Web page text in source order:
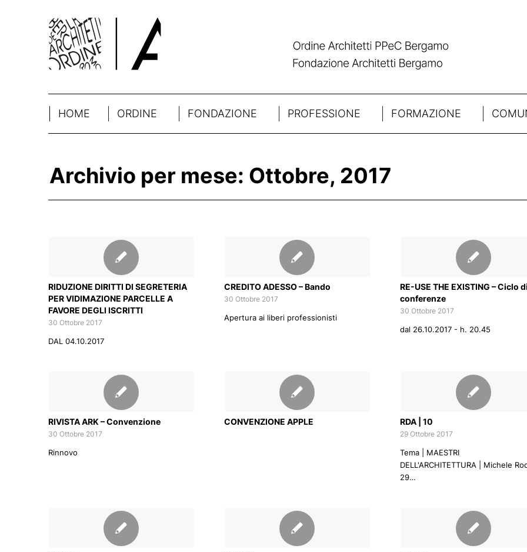
HOME ORDINE FONDAZIONE PROFESSIONE FORMAZIONE
Archivio per mese: Ottobre, 2017
RIDUZIONE DIRITTI DI SEGRETERIA
PER VIDIMAZIONE PARCELLE A
FAVORE DEGLI ISCRITTI
30 Ottobre 2017
DAL 04.10.2017
CREDITO ADESSO – Bando
30 Ottobre 2017
Apertura ai liberi professionisti
RE-USE THE EXISTING – Ciclo
conferenze
30 Ottobre 2017
dal 26.10.2017 - h. 20.45
RIVISTA ARK – Convenzione
30 Ottobre 2017
Rinnovo
CONVENZIONE APPLE RDA | 10
29 Ottobre 2017
Tema | MAESTRI
DELL'ARCHITETTURA | Michele
29…